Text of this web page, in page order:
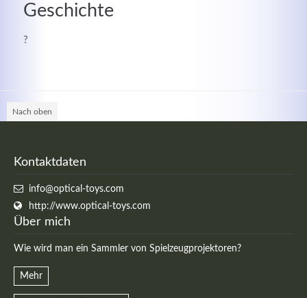
Geschichte
?
Nach oben
Kontaktdaten
info@optical-toys.com
http://www.optical-toys.com
Über mich
Wie wird man ein Sammler von Spielzeugprojektoren?
Mehr